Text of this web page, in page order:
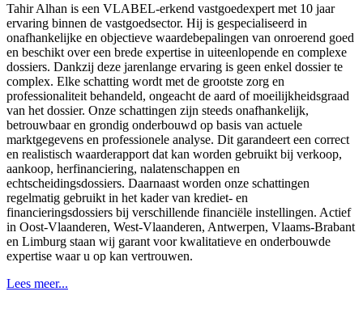
Tahir Alhan is een VLABEL-erkend vastgoedexpert met 10 jaar
ervaring binnen de vastgoedsector. Hij is gespecialiseerd in
onafhankelijke en objectieve waardebepalingen van onroerend goed
en beschikt over een brede expertise in uiteenlopende en complexe
dossiers. Dankzij deze jarenlange ervaring is geen enkel dossier te
complex. Elke schatting wordt met de grootste zorg en
professionaliteit behandeld, ongeacht de aard of moeilijkheidsgraad
van het dossier. Onze schattingen zijn steeds onafhankelijk,
betrouwbaar en grondig onderbouwd op basis van actuele
marktgegevens en professionele analyse. Dit garandeert een correct
en realistisch waarderapport dat kan worden gebruikt bij verkoop,
aankoop, herfinanciering, nalatenschappen en
echtscheidingsdossiers. Daarnaast worden onze schattingen
regelmatig gebruikt in het kader van krediet- en
financieringsdossiers bij verschillende financiële instellingen. Actief
in Oost-Vlaanderen, West-Vlaanderen, Antwerpen, Vlaams-Brabant
en Limburg staan wij garant voor kwalitatieve en onderbouwde
expertise waar u op kan vertrouwen.
Lees meer...